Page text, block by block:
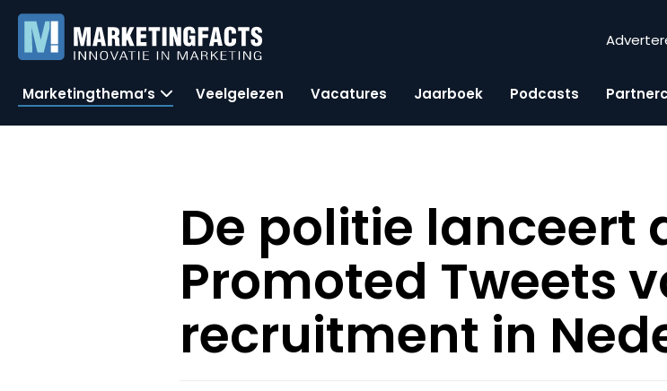
Marketingthema’s Veelgelezen Vacatures Jaarboek Podcasts
De politie lanceert
Promoted Tweets
recruitment in